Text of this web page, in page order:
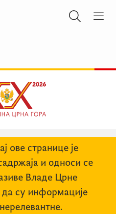
ове странице је
и односи се
Владе Црне
да су информације